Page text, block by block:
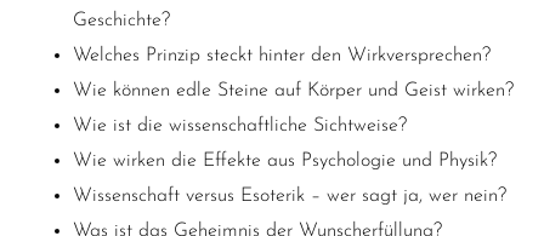
Geschichte?
Welches Prinzip steckt hinter den Wirkversprechen?
Wie können edle Steine auf Körper und Geist wirken?
Wie ist die wissenschaftliche Sichtweise?
Wie wirken die Effekte aus Psychologie und Physik?
Wissenschaft versus Esoterik – wer sagt ja, wer nein?
Was ist das Geheimnis der Wunscherfüllung?